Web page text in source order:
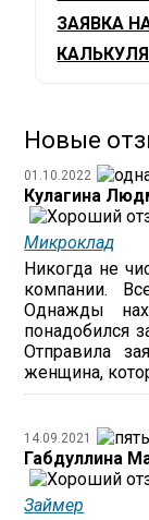
ЗАЯВКА
Новые
01.10.2022
Кулагина
Микроклад
Никогда не
компании.
Однажды
понадобился
Отправила
женщина,
14.09.2021
Габдуллина
Займер